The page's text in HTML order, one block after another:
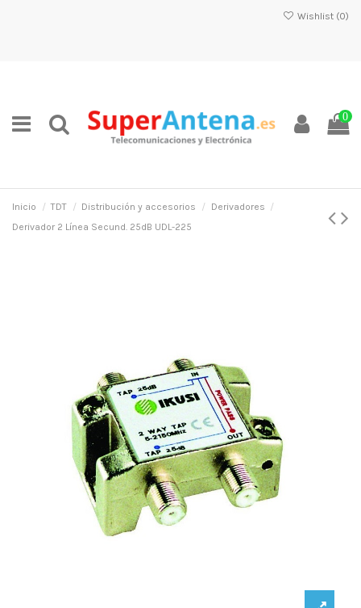
Wishlist (0)
0
Inicio TDT Distribución y accesorios
Derivadores
Derivador 2 Línea Secund. 25dB UDL-225